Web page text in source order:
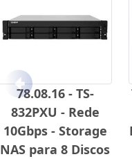
78.08.16 - TS-
832PXU - Rede
10Gbps - Storage
NAS para 8 Discos
Anterior